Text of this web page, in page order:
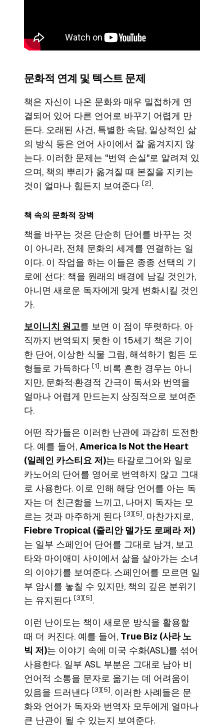
문화적 연계 및 텍스트 문제
책은 자신이 나온 문화와 매우 밀접하게 연
결되어 있어 다른 언어로 바꾸기 어렵게 만
든다. 오래된 사건, 특별한 속담, 일상적인 삶
의 방식 등은 언어 사이에서 잘 옮겨지지 않
는다. 이러한 문제는 "번역 손실"로 알려져 있
으며, 책의 뿌리가 옮겨질 때 본질을 지키는
것이 얼마나 힘든지 보여준다 [2] .
책 속의 문화적 장벽
책을 바꾸는 것은 단순히 단어를 바꾸는 것
이 아니라, 전체 문화의 세계를 연결하는 일
이다. 이 작업을 하는 이들은 종종 선택의 기
로에 선다: 책을 원래의 배경에 남길 것인가,
아니면 새로운 독자에게 맞게 변화시킬 것인
가.
보이니치 원고를 보면 이 점이 뚜렷하다. 아
직까지 번역되지 못한 이 15세기 책은 기이
한 단어, 이상한 식물 그림, 해석하기 힘든 도
형들로 가득하다 [1] . 비록 흔한 경우는 아니
지만, 문화적·환경적 간극이 독서와 번역을
얼마나 어렵게 만드는지 상징적으로 보여준
다.
어떤 작가들은 이러한 난관에 과감히 도전한
다. 예를 들어, America Is Not the Heart
(일레인 카스티요 저)는 타갈로그어와 일로
카노어의 단어를 영어로 번역하지 않고 그대
로 사용한다. 이로 인해 해당 언어를 아는 독
자는 더 친근함을 느끼고, 나머지 독자는 모
르는 것과 마주하게 된다 [3] [5] . 마찬가지로,
Fiebre Tropical (줄리안 델가도 로페라 저)
는 일부 스페인어 단어를 그대로 남겨, 보고
타와 마이애미 사이에서 삶을 살아가는 소녀
의 이야기를 보여준다. 스페인어를 모르면 일
부 암시를 놓칠 수 있지만, 책의 깊은 분위기
는 유지된다 [3] [5] .
이런 난이도는 책이 새로운 방식을 활용할
때 더 커진다. 예를 들어, True Biz (사라 노
빅 저)는 이야기 속에 미국 수화(ASL)를 섞어
사용한다. 일부 ASL 부분은 그대로 남아 비
언어적 소통을 문자로 옮기는 데 어려움이
있음을 드러낸다 [3] [5] . 이러한 사례들은 문
화와 언어가 독자와 번역자 모두에게 얼마나
큰 난관이 될 수 있는지 보여준다.